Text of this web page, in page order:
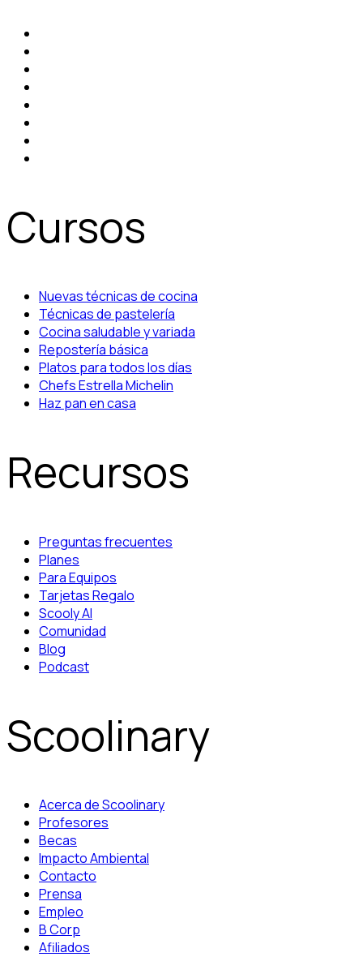
Cursos
Nuevas técnicas de cocina
Técnicas de pastelería
Cocina saludable y variada
Repostería básica
Platos para todos los días
Chefs Estrella Michelin
Haz pan en casa
Recursos
Preguntas frecuentes
Planes
Para Equipos
Tarjetas Regalo
Scooly AI
Comunidad
Blog
Podcast
Scoolinary
Acerca de Scoolinary
Profesores
Becas
Impacto Ambiental
Contacto
Prensa
Empleo
B Corp
Afiliados